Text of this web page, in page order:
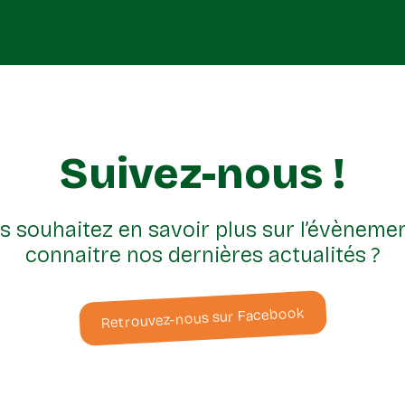
Suivez-nous !
souhaitez en savoir plus sur
connaitre nos dernières actualités ?
Retrouvez-nous sur Facebook